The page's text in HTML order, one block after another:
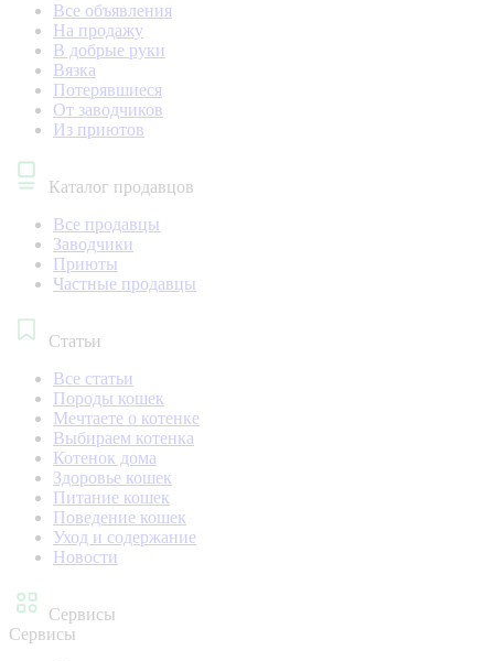
Все объявления
На продажу
В добрые руки
Вязка
Потерявшиеся
От заводчиков
Из приютов
Каталог продавцов
Все продавцы
Заводчики
Приюты
Частные продавцы
Статьи
Все статьи
Породы кошек
Мечтаете о котенке
Выбираем котенка
Котенок дома
Здоровье кошек
Питание кошек
Поведение кошек
Уход и содержание
Новости
Сервисы
Сервисы